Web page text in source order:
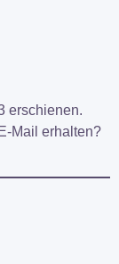
erschienen.
Mail erhalten?